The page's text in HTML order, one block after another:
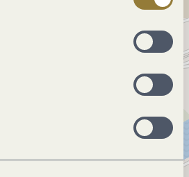
in der Nutzung